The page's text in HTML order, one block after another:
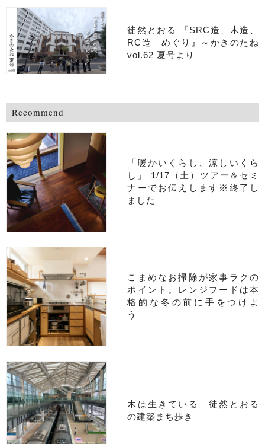
徒然とおる 『SRC造、木造、
RC造 めぐり』～かきのたね
vol.62 夏号より
Recommend
「暖かいくらし、涼しいくら
し」 1/17（土）ツアー＆セミ
ナーでお伝えします※終了し
ました
こまめなお掃除が家事ラクの
ポイント。レンジフードは本
格的な冬の前に手をつけよ
う
木は生きている 徒然とおる
の建築まち歩き